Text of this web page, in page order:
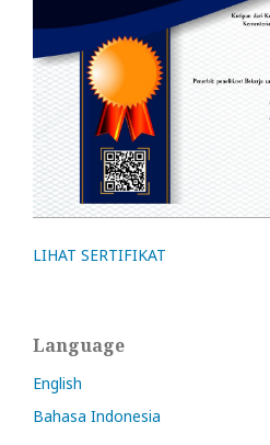
LIHAT SERTIFIKAT
Language
English
Bahasa Indonesia